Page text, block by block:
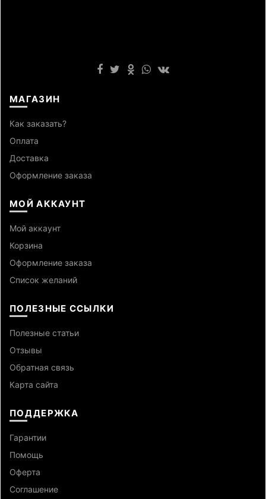
МАГАЗИН
Как заказать?
Оплата
Доставка
Оформление заказа
МОЙ АККАУНТ
Мой аккаунт
Корзина
Оформление заказа
Список желаний
ПОЛЕЗНЫЕ ССЫЛКИ
Полезные статьи
Отзывы
Обратная связь
Карта сайта
ПОДДЕРЖКА
Гарантии
Помощь
Оферта
Cоглашение